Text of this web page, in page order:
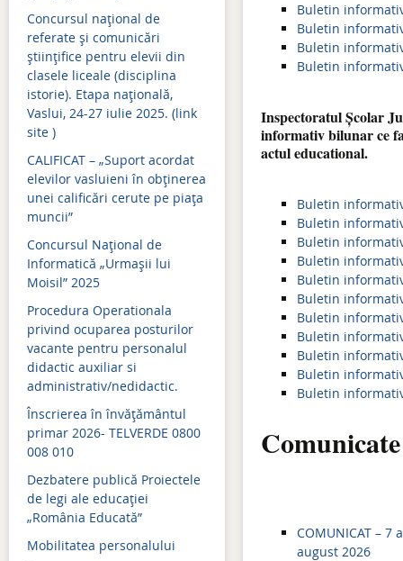
Mişcarea personalului 2016-2017
Mişcarea personalului 2015-2016
Evaluare națională 2024
Simulări examene
Bacalaureat 2023
Evaluare națională 2023
Admitere 2022
Bacalaureat 2022
Simulări examene
Evaluare națională 2022
Admitere 2021
Bacalaureat 2021
Evaluare naţională 2021
Simulări examene
Concursul național de
referate și comunicări
științifice pentru elevii din
clasele liceale (disciplina
istorie). Etapa națională,
Vaslui, 24-27 iulie 2025. (link
site )
CALIFICAT – „Suport acordat
elevilor vasluieni în obținerea
unei calificări cerute pe piața
muncii”
Concursul Național de
Informatică „Urmașii lui
Moisil” 2025
Procedura Operationala
privind ocuparea posturilor
vacante pentru personalul
didactic auxiliar si
administrativ/nedidactic.
Înscrierea în învăţământul
primar 2026- TELVERDE 0800
008 010
Dezbatere publică Proiectele
de legi ale educației
„România Educată”
Mobilitatea personalului
Buletin
Buletin
Buletin
Buletin
Inspectoratul Școlar
informativ bilunar ce
actul educational.
Buletin
Buletin
Buletin
Buletin
Buletin
Buletin
Buletin
Buletin
Buletin
Buletin
Buletin
COMUNICAT –
august 2026